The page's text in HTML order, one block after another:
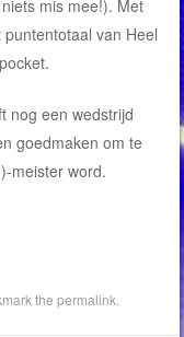
mis mee!). Met
van Heel
nog een wedstrijd
goedmaken om te
meister word.
thepermalink